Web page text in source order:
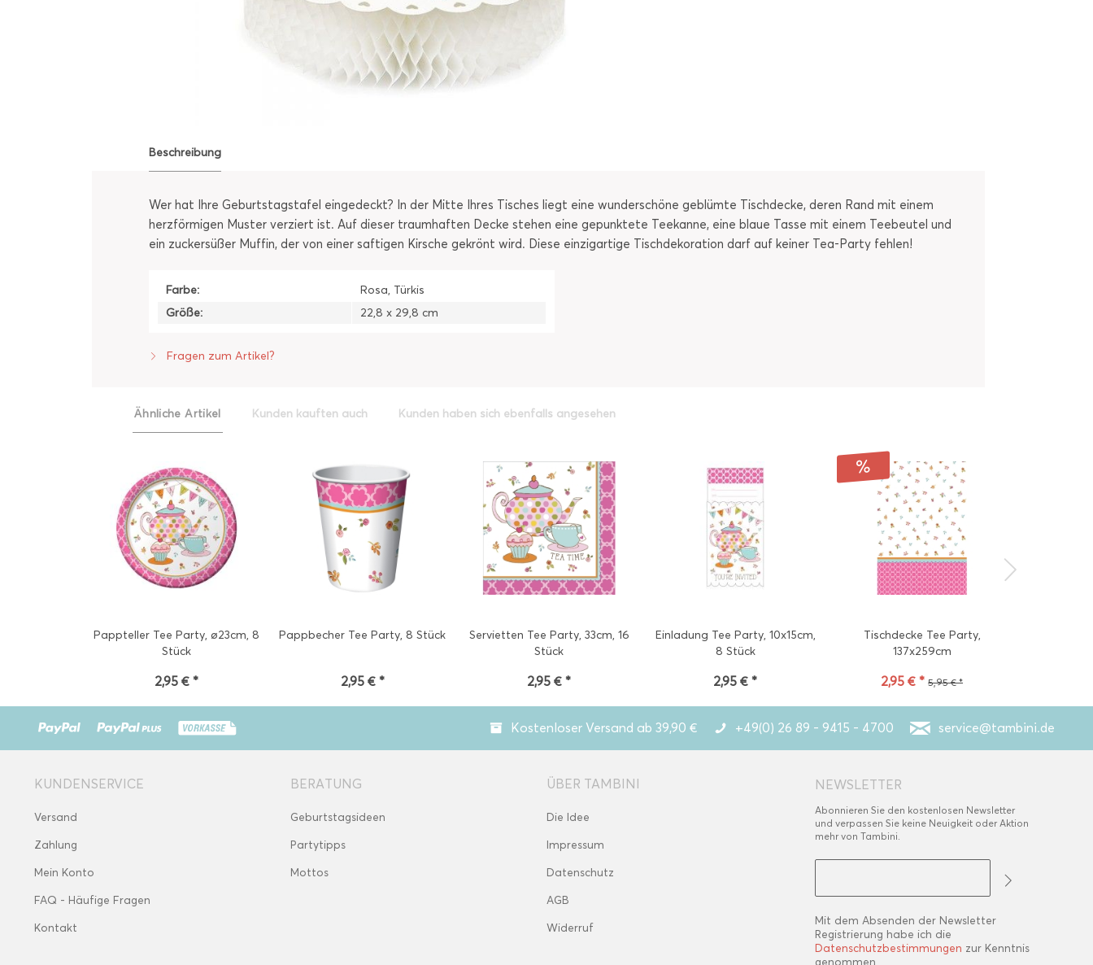
Beschreibung
Wer hat Ihre Geburtstagstafel eingedeckt? In der Mitte Ihres Tisches liegt eine wunderschöne geblümte Tischdecke, deren Rand mit einem
herzförmigen Muster verziert ist. Auf dieser traumhaften Decke stehen eine gepunktete Teekanne, eine blaue Tasse mit einem Teebeutel und
ein zuckersüßer Muffin, der von einer saftigen Kirsche gekrönt wird. Diese einzigartige Tischdekoration darf auf keiner Tea-Party fehlen!
Farbe:
Rosa, Türkis
Größe:
22,8 x 29,8 cm
Fragen zum Artikel?
Ähnliche Artikel Kunden kauften auch Kunden haben sich ebenfalls angesehen
Pappteller Tee Party, ø23cm, 8
Stück
2,95 € *
Pappbecher Tee Party, 8 Stück
2,95 € *
Servietten Tee Party, 33cm, 16
Stück
2,95 € *
Einladung Tee Party, 10x15cm,
8 Stück
2,95 € *
Tischdecke Tee Party,
137x259cm
2,95 € * 5,95 € *
Kostenloser Versand ab 39,90 € +49(0) 26 89 - 9415 - 4700 service@tambini.de
KUNDENSERVICE
Versand
Zahlung
Mein Konto
FAQ - Häufige Fragen
Kontakt
BERATUNG
Geburtstagsideen
Partytipps
Mottos
ÜBER TAMBINI
Die Idee
Impressum
Datenschutz
AGB
Widerruf
NEWSLETTER
Abonnieren Sie den kostenlosen Newsletter
und verpassen Sie keine Neuigkeit oder Aktion
mehr von Tambini.
Mit dem Absenden der Newsletter
Registrierung habe ich die
Datenschutzbestimmungen zur Kenntnis
genommen